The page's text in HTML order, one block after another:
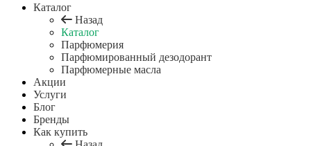
Каталог
Назад
Каталог
Парфюмерия
Парфюмированный дезодорант
Парфюмерные масла
Акции
Услуги
Блог
Бренды
Как купить